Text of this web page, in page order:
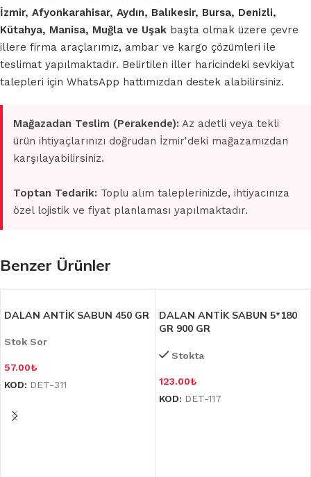
İzmir, Afyonkarahisar, Aydın, Balıkesir, Bursa, Denizli,
Kütahya, Manisa, Muğla ve Uşak başta olmak üzere çevre
illere firma araçlarımız, ambar ve kargo çözümleri ile
teslimat yapılmaktadır. Belirtilen iller haricindeki sevkiyat
talepleri için WhatsApp hattımızdan destek alabilirsiniz.
Mağazadan Teslim (Perakende): Az adetli veya tekli
ürün ihtiyaçlarınızı doğrudan İzmir'deki mağazamızdan
karşılayabilirsiniz.
Toptan Tedarik: Toplu alım taleplerinizde, ihtiyacınıza
özel lojistik ve fiyat planlaması yapılmaktadır.
Benzer Ürünler
DALAN ANTİK SABUN 450 GR
Stok Sor
57.00₺
KOD: DET-311
DALAN ANTİK SABUN 5*180
GR 900 GR
Stokta
123.00₺
KOD: DET-117